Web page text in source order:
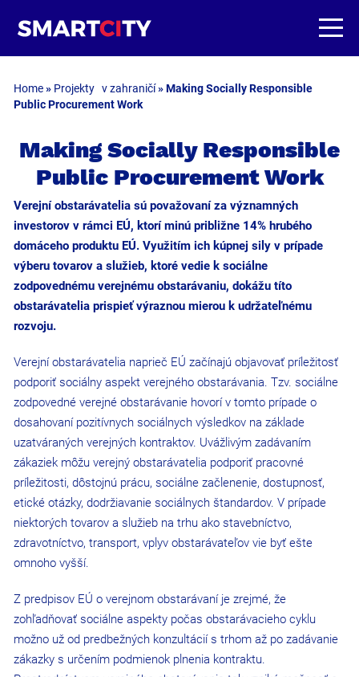
Home» Projekty v zahraničí»Making Socially Responsible
Public Procurement Work
Making Socially Responsible
Public Procurement Work
Verejní obstarávatelia sú považovaní za významných
investorov v rámci EÚ, ktorí minú približne 14% hrubého
domáceho produktu EÚ. Využitím ich kúpnej sily v prípade
výberu tovarov a služieb, ktoré vedie k sociálne
zodpovednému verejnému obstarávaniu, dokážu títo
obstarávatelia prispieť výraznou mierou k udržateľnému
rozvoju.
Verejní obstarávatelia naprieč EÚ začínajú objavovať príležitosť
podporiť sociálny aspekt verejného obstarávania. Tzv. sociálne
zodpovedné verejné obstarávanie hovorí v tomto prípade o
dosahovaní pozitívnych sociálnych výsledkov na základe
uzatváraných verejných kontraktov. Uvážlivým zadávaním
zákaziek môžu verejný obstarávatelia podporiť pracovné
príležitosti, dôstojnú prácu, sociálne začlenenie, dostupnosť,
etické otázky, dodržiavanie sociálnych štandardov. V prípade
niektorých tovarov a služieb na trhu ako stavebníctvo,
zdravotníctvo, transport, vplyv obstarávateľov vie byť ešte
omnoho vyšší.
Z predpisov EÚ o verejnom obstarávaní je zrejmé, že
zohľadňovať sociálne aspekty počas obstarávacieho cyklu
možno už od predbežných konzultácií s trhom až po zadávanie
zákazky s určením podmienok plnenia kontraktu.